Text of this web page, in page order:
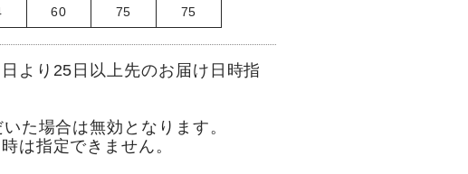
60 75 75
より25日以上先のお届け日時指
た場合は無効となります。
は指定できません。